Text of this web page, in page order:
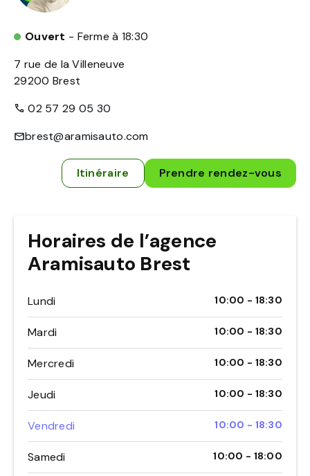
Ouvert - Ferme à 18:30
7 rue de la Villeneuve
29200 Brest
02 57 29 05 30
brest@aramisauto.com
Prendre rendez-vous
Itinéraire
Horaires de l’agence
Aramisauto Brest
Lundi 10:00 - 18:30
Mardi 10:00 - 18:30
Mercredi 10:00 - 18:30
Jeudi 10:00 - 18:30
Vendredi 10:00 - 18:30
Samedi 10:00 - 18:00